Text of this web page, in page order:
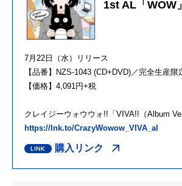
1st AL「WOW」
7月22日（水）リリース
【品番】NZS-1043 (CD+DVD)／完全生産限
【価格】4,091円+税
クレイジーウォウウォ!!「VIVA!!（Album
https://lnk.to/CrazyWowow_VIVA_al
購入リンク